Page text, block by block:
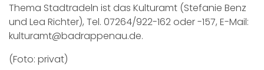
Thema Stadtradeln ist das Kulturamt (Stefanie Benz
und Lea Richter), Tel. 07264/922-162 oder -157, E-Mail:
kulturamt@badrappenau.de.
(Foto: privat)